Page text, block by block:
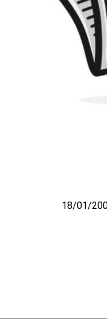
18/01/